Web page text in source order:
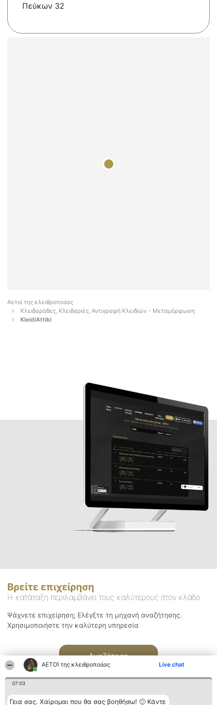
ΑΕΤΟΊ της κλειθροποιίας Live chat
07:03
Γεια σας. Χαίρομαι που θα σας βοηθήσω! 🙂 Κάντε
Πεύκων 32
Αετοί της κλειθροποιίας
Κλειδαράδες, Κλειδαριές, Αντιγραφή Κλειδιών - Μεταμόρφωση
KleidiAttiki
Βρείτε επιχείρηση
Η κατάταξη περιλαμβάνει τους καλύτερους στον κλάδο
Ψάχνετε επιχείρηση; Ελέγξτε τη μηχανή αναζήτησης.
Χρησιμοποιήστε την καλύτερη υπηρεσία
Αναζήτηση